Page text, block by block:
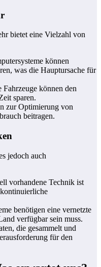
bietet eine Vielzahl von
können
was die Hauptursache für
Fahrzeuge können den
sparen.
zur Optimierung von
beitragen.
jedoch auch
vorhandene Technik ist
benötigen eine vernetzte
verfügbar sein muss.
die gesammelt und
für den